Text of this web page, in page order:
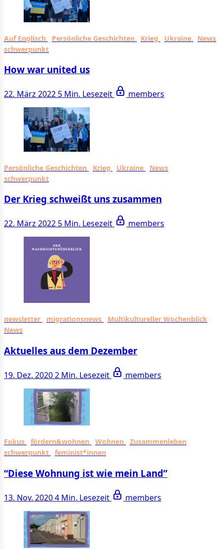
Auf Englisch Persönliche Geschichten Krieg Ukraine
News
schwerpunkt
How war united us
22. März 2022 5 Min. Lesezeit members
Persönliche Geschichten Krieg Ukraine
News
schwerpunkt
Der Krieg schweißt uns zusammen
22. März 2022 5 Min. Lesezeit members
newsletter migrationsnews
Multikultureller Wochenblick
News
Aktuelles aus dem Dezember
19. Dez. 20202 Min. Lesezeit members
Fokus fördern&wohnen Wohnen
Zusammenleben
schwerpunkt
feminist*innen
“Diese Wohnung ist wie mein Land”
13. Nov. 20204 Min. Lesezeit members